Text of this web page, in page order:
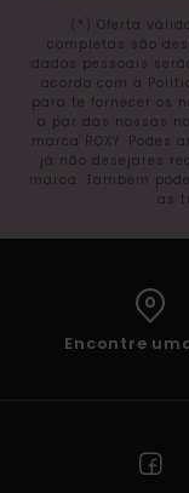
(*) Oferta
completas são
dados pessoais
acordo com a
para te fornecer os
a par das nossas
marca ROXY.
já não desejares
marca. Também
as
Encontre